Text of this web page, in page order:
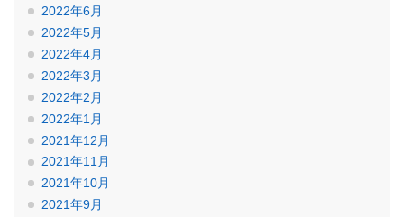
2022年6月
2022年5月
2022年4月
2022年3月
2022年2月
2022年1月
2021年12月
2021年11月
2021年10月
2021年9月